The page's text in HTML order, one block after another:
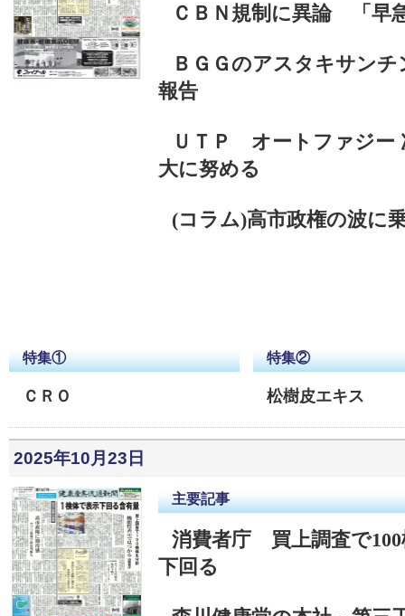
ＣＢＮ規制に異論 「早
ＢＧＧのアスタキサン
報告
ＵＴＰ オートファジー
大に努める
(コラム)高市政権の波に
特集①
ＣＲＯ
特集②
松樹皮エキス
2025年10月23日
主要記事
消費者庁 買上調査で
下回る